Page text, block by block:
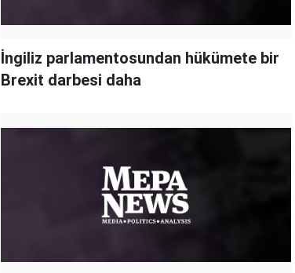
İngiliz parlamentosundan hükümete bir
Brexit darbesi daha